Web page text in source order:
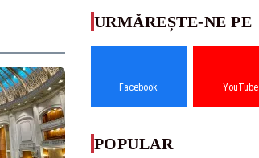
URMĂREȘTE-NE PE
Facebook YouTube
POPULAR